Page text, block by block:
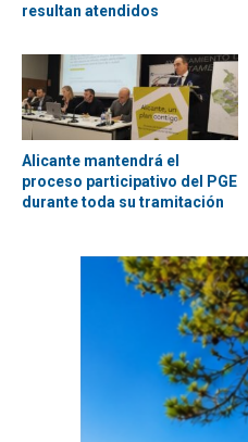
resultan atendidos
Alicante mantendrá el
proceso participativo del PGE
durante toda su tramitación